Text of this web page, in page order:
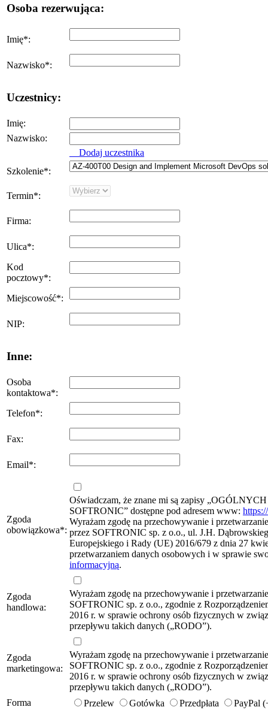
Osoba rezerwująca:
Imię*:
Nazwisko*:
Uczestnicy:
Imię:
Nazwisko:
Dodaj uczestnika
Szkolenie*:
Termin*:
Firma:
Ulica*:
Kod
pocztowy*:
Miejscowość*:
NIP:
Inne:
Osoba
kontaktowa*:
Telefon*:
Fax:
Email*:
Zgoda
obowiązkowa*:
Oświadczam, że znane mi są zapisy
SOFTRONIC” dostępne pod adresem www:
Wyrażam zgodę na przechowywanie i
przez SOFTRONIC sp. z o.o., ul. J.H.
Europejskiego i Rady (UE) 2016/679 z dnia 27
przetwarzaniem danych osobowych i w sprawie
informacyjną.
Zgoda
handlowa:
Wyrażam zgodę na przechowywanie i
SOFTRONIC sp. z o.o., zgodnie z
2016 r. w sprawie ochrony osób fizycznych w
przepływu takich danych („RODO”).
Zgoda
marketingowa:
Wyrażam zgodę na przechowywanie i
SOFTRONIC sp. z o.o., zgodnie z
2016 r. w sprawie ochrony osób fizycznych w
przepływu takich danych („RODO”).
Forma
Przelew Gotówka Przedpłata PayPal